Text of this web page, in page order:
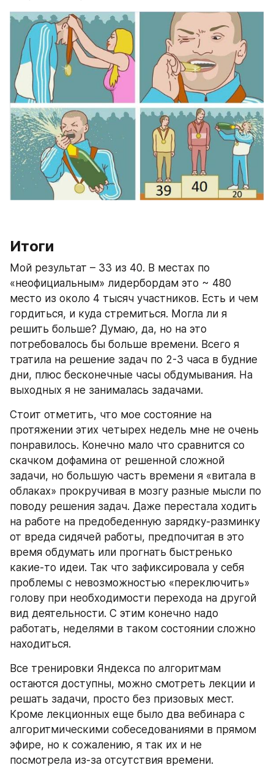
Итоги
Мой результат – 33 из 40. В местах по
«неофициальным» лидербордам это ~ 480
место из около 4 тысяч участников. Есть и чем
гордиться, и куда стремиться. Могла ли я
решить больше? Думаю, да, но на это
потребовалось бы больше времени. Всего я
тратила на решение задач по 2-3 часа в будние
дни, плюс бесконечные часы обдумывания. На
выходных я не занималась задачами.
Стоит отметить, что мое состояние на
протяжении этих четырех недель мне не очень
понравилось. Конечно мало что сравнится со
скачком дофамина от решенной сложной
задачи, но большую часть времени я «витала в
облаках» прокручивая в мозгу разные мысли по
поводу решения задач. Даже перестала ходить
на работе на предобеденную зарядку-разминку
от вреда сидячей работы, предпочитая в это
время обдумать или прогнать быстренько
какие-то идеи. Так что зафиксировала у себя
проблемы с невозможностью «переключить»
голову при необходимости перехода на другой
вид деятельности. С этим конечно надо
работать, неделями в таком состоянии сложно
находиться.
Все тренировки Яндекса по алгоритмам
остаются доступны, можно смотреть лекции и
решать задачи, просто без призовых мест.
Кроме лекционных еще было два вебинара с
алгоритмическими собеседованиями в прямом
эфире, но к сожалению, я так их и не
посмотрела из-за отсутствия времени.